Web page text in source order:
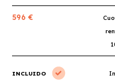
596 €
INCLUIDO